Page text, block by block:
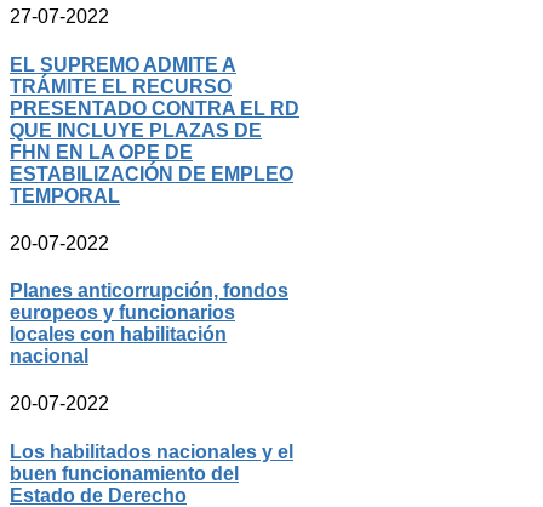
27-07-2022
EL SUPREMO ADMITE A
TRÁMITE EL RECURSO
PRESENTADO CONTRA EL RD
QUE INCLUYE PLAZAS DE
FHN EN LA OPE DE
ESTABILIZACIÓN DE EMPLEO
TEMPORAL
20-07-2022
Planes anticorrupción, fondos
europeos y funcionarios
locales con habilitación
nacional
20-07-2022
Los habilitados nacionales y el
buen funcionamiento del
Estado de Derecho